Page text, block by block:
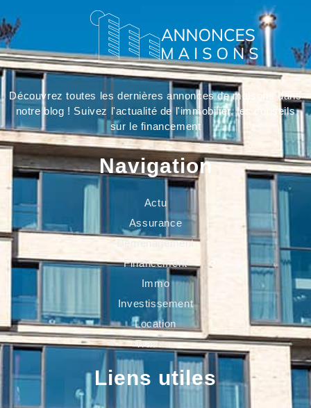
Découvrez toutes les dernières annonces de maisons dans
notre blog ! Suivez l'actualité de l'immobilier, les conseils
sur le financement
Navigation
Actu
Assurance
Déménagement
Financement
Immo
Investissement
Location
Travaux
Liens utiles